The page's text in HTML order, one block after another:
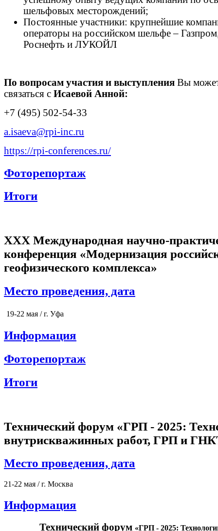
шельфовых месторождений;
Постоянные участники: крупнейшие
операторы на российском шельфе –
Роснефть и ЛУКОЙЛ
По вопросам участия и выступления Вы
связаться с Исаевой Анной:
+7 (495) 502-54-33
a.isaeva@rpi-inc.ru
https://rpi-conferences.ru/
Фоторепортаж
Итоги
XXX Международная научно-
конференция «Модернизация
геофизического комплекса»
Место проведения, дата
19-22 мая / г. Уфа
Информация
Фоторепортаж
Итоги
Технический форум «ГРП - 2025:
внутрискважинных работ, ГРП и
Место проведения, дата
21-22 мая / г. Москва
Информация
Технический форум «ГРП - 2025: